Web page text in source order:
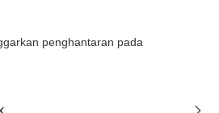
penghantaran pada